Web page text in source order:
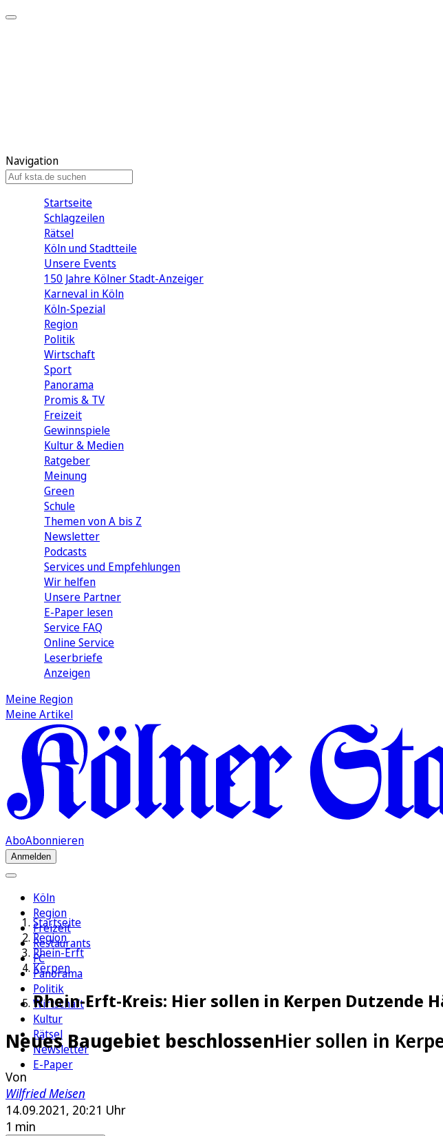
Navigation
Startseite
Schlagzeilen
Rätsel
Köln und Stadtteile
Unsere Events
150 Jahre Kölner Stadt-Anzeiger
Karneval in Köln
Köln-Spezial
Region
Politik
Wirtschaft
Sport
Panorama
Promis & TV
Freizeit
Gewinnspiele
Kultur & Medien
Ratgeber
Meinung
Green
Schule
Themen von A bis Z
Newsletter
Podcasts
Services und Empfehlungen
Wir helfen
Unsere Partner
E-Paper lesen
Service FAQ
Online Service
Leserbriefe
Anzeigen
Meine Region
Meine Artikel
AboAbonnieren
Anmelden
Köln
Region
Freizeit
Restaurants
FC
Panorama
Politik
Wirtschaft
Kultur
Rätsel
Newsletter
E-Paper
Startseite
Region
Rhein-Erft
Kerpen
Rhein-Erft-Kreis: Hier sollen in Kerpen Dutzende
Neues Baugebiet beschlossenHier sollen in
Von
Wilfried Meisen
14.09.2021, 20:21 Uhr
1 min